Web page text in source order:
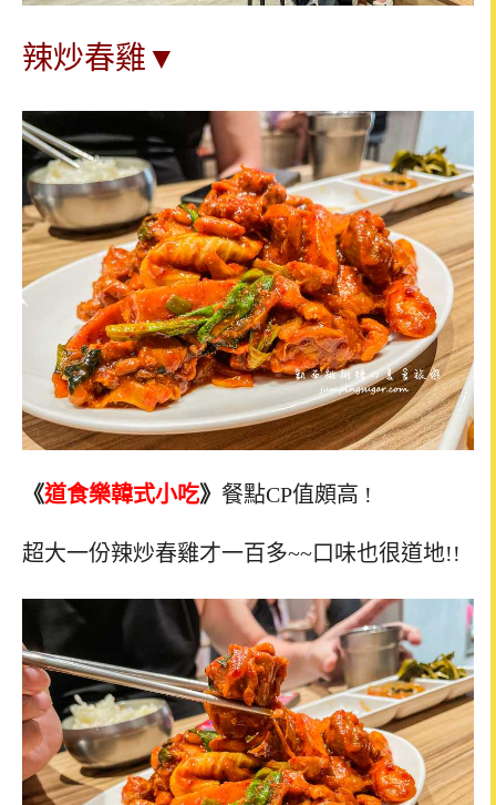
辣炒春雞▼
《道食樂韓式小吃》 餐點CP值頗高 !
超大一份辣炒春雞才一百多~~口味也很道地!!